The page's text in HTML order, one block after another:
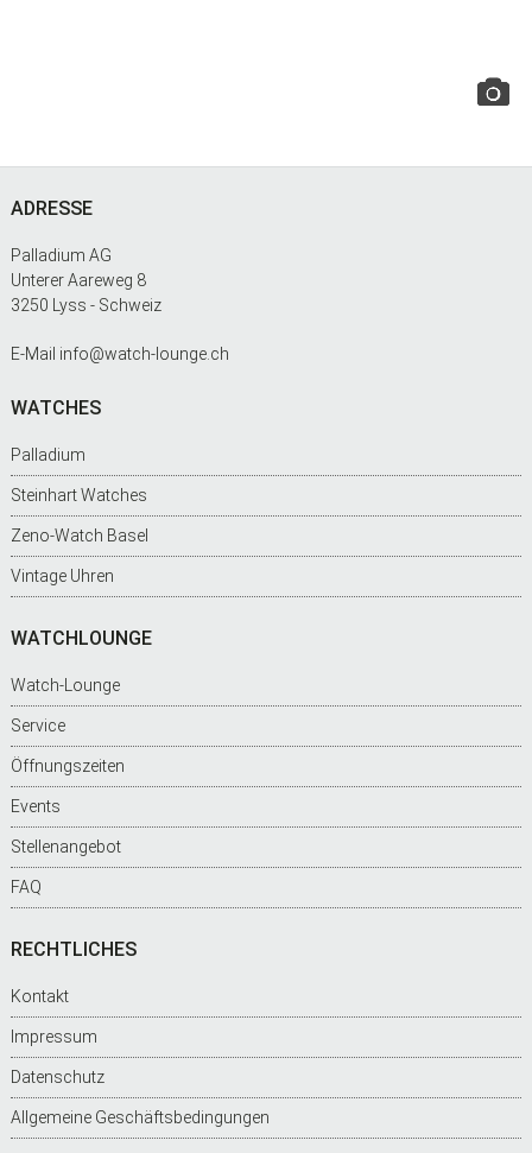
Footer
ADRESSE
Palladium AG
Unterer Aareweg 8
3250 Lyss - Schweiz
E-Mail info@watch-lounge.ch
WATCHES
Palladium
Steinhart Watches
Zeno-Watch Basel
Vintage Uhren
WATCHLOUNGE
Watch-Lounge
Service
Öffnungszeiten
Events
Stellenangebot
FAQ
RECHTLICHES
Kontakt
Impressum
Datenschutz
Allgemeine Geschäftsbedingungen